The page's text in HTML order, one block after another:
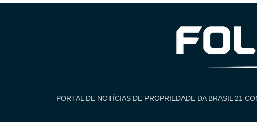
PORTAL DE NOTÍCIAS DE PROPRIEDADE DA BRASIL 21